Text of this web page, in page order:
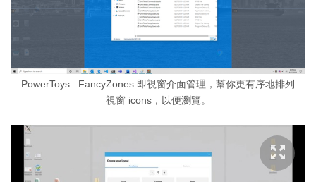
PowerToys : FancyZones 即視窗介面管理，幫你更有序地排列
視窗 icons，以便瀏覽。